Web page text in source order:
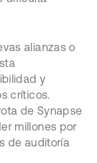
alianzas o
y
críticos.
de Synapse
millones por
de auditoría